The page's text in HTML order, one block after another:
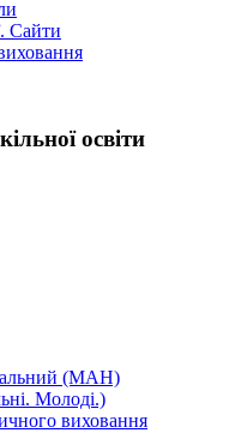
Сайти
освіти
(МАН)
Молоді.)
виховання